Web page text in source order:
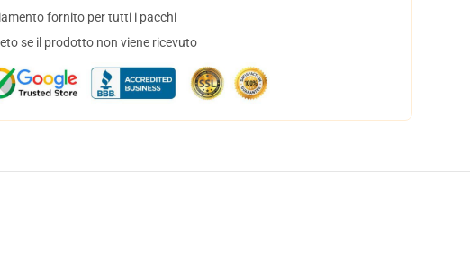
fornito per tutti i pacchi
se il prodotto non viene ricevuto